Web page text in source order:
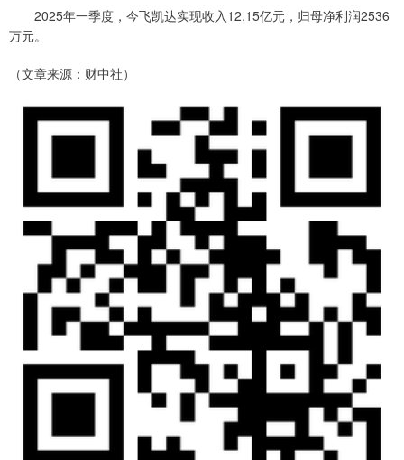
2025年一季度，今飞凯达实现收入12.15亿元，归母净利润2536
万元。
（文章来源：财中社）